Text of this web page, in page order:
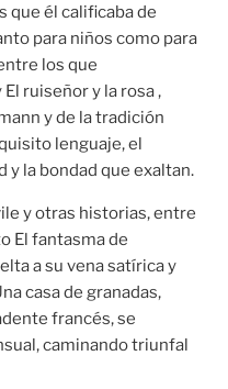
que él calificaba de
para niños como para
los que
ruiseñor y la rosa ,
y de la tradición
lenguaje, el
y la bondad que exaltan.
y otras historias, entre
El fantasma de
a su vena satírica y
casa de granadas,
francés, se
caminando triunfal